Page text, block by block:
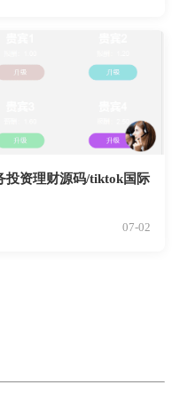
投资理财源码/tiktok国际
07-02